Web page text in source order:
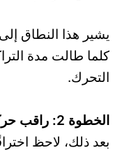
يشير هذا النطاق
كلما طالت مدة
التحرك.
الخطوة 2: راقب حركة التلاعب
بعد ذلك، لاحظ